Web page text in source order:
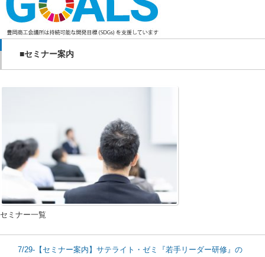
■セミナー案内
セミナー一覧
7/29-【セミナー案内】サテライト・ゼミ『若手リーダー研修』の